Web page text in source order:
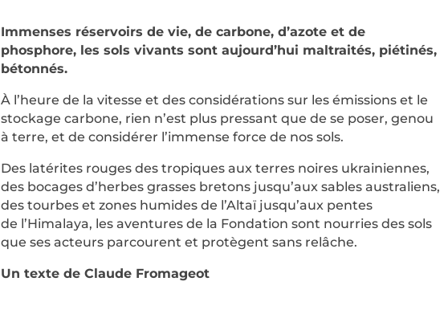
Immenses réservoirs de vie, de carbone, d’azote et de
phosphore, les sols vivants sont aujourd’hui maltraités, piétinés,
bétonnés.
À l’heure de la vitesse et des considérations sur les émissions et le
stockage carbone, rien n’est plus pressant que de se poser, genou
à terre, et de considérer l’immense force de nos sols.
Des latérites rouges des tropiques aux terres noires ukrainiennes,
des bocages d’herbes grasses bretons jusqu’aux sables australiens,
des tourbes et zones humides de l’Altaï jusqu’aux pentes
de l’Himalaya, les aventures de la Fondation sont nourries des sols
que ses acteurs parcourent et protègent sans relâche.
Un texte de Claude Fromageot